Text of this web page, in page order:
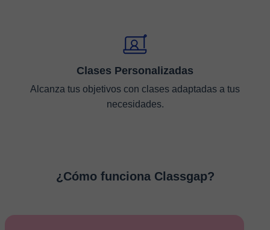
Clases Personalizadas
Alcanza tus objetivos con clases adaptadas a tus
necesidades.
¿Cómo funciona Classgap?